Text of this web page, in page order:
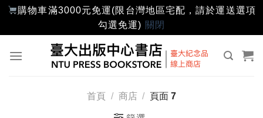
購物車滿3000元免運(限台灣地區宅配，請於運送選項
勾選免運) 關閉
首頁 / 商店 / 頁面 7